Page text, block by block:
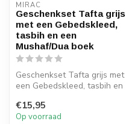
MIRAC
Geschenkset Tafta grijs
met een Gebedskleed,
tasbih en een
Mushaf/Dua boek
Geschenkset Tafta grijs met
een Gebedskleed, tasbih en
Afme...
€15,95
Op voorraad